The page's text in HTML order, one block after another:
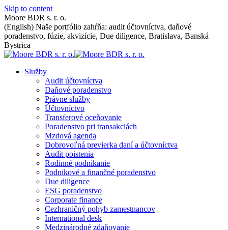
Skip to content
Moore BDR s. r. o.
(English) Naše portfólio zahŕňa: audit účtovníctva, daňové
poradenstvo, fúzie, akvizície, Due diligence, Bratislava, Banská
Bystrica
Služby
Audit účtovníctva
Daňové poradenstvo
Právne služby
Účtovníctvo
Transferové oceňovanie
Poradenstvo pri transakciách
Mzdová agenda
Dobrovoľná previerka daní a účtovníctva
Audit poistenia
Rodinné podnikanie
Podnikové a finančné poradenstvo
Due diligence
ESG poradenstvo
Corporate finance
Cezhraničný pohyb zamestnancov
International desk
Medzinárodné zdaňovanie